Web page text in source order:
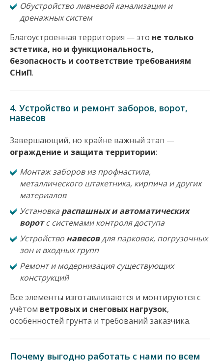
Обустройство ливневой канализации и
дренажных систем
Благоустроенная территория — это не только
эстетика, но и функциональность,
безопасность и соответствие требованиям
СНиП.
4. Устройство и ремонт заборов, ворот,
навесов
Завершающий, но крайне важный этап —
ограждение и защита территории:
Монтаж заборов из профнастила,
металлического штакетника, кирпича и других
материалов
Установка распашных и автоматических
воротс системами контроля доступа
Устройство навесовдля парковок, погрузочных
зон и входных групп
Ремонт и модернизация существующих
конструкций
Все элементы изготавливаются и монтируются с
учётом ветровых и снеговых нагрузок,
особенностей грунта и требований заказчика.
Почему выгодно работать с нами по всем